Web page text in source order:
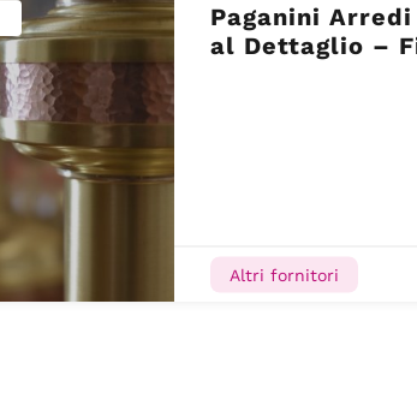
Paganini
al Dettaglio –
Altri fornitori